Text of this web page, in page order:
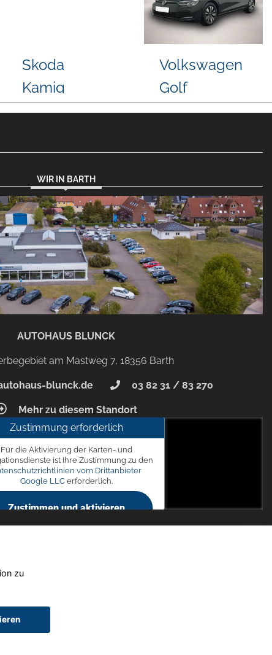
WIR IN BARTH
AUTOHAUS BLUNCK
am Mastweg 7, 18356 Barth
blunck.de 03 82 31 / 83 270
Mehr zu diesem Standort
7, 18356 Barth
Zustimmung erforderlich
Für die Aktivierung der Karten- und
ist Ihre Zustimmung zu den
vom Drittanbieter
Google LLCerforderlich.
Zustimmen und aktivieren
zu